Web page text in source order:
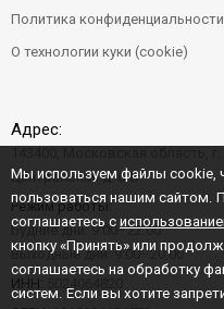
Политика конфиденциальности
О технологии куки (cookie)
Адрес:
Центральная д. 6"Б"
Режим работы:
Будние дни: 9:00–22:00
Выходные дни: 9:00–20:00
ИНН:
Мы используем файлы cookie,
пользоваться нашим сайтом.
соглашаетесь с
кнопку «Принять» или
соглашаетесь на обработку
систем. Если вы хотите